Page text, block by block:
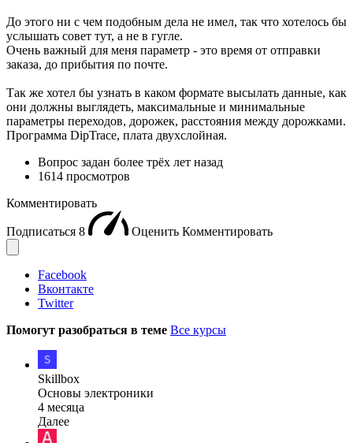
До этого ни с чем подобным дела не имел, так что хотелось бы
услышать совет тут, а не в гугле.
Очень важный для меня параметр - это время от отправки
заказа, до прибытия по почте.
Так же хотел бы узнать в каком формате высылать данные, как
они должны выглядеть, максимальные и минимальные
параметры переходов, дорожек, расстояния между дорожками.
Программа DipTrace, плата двухслойная.
Вопрос задан более трёх лет назад
1614 просмотров
Комментировать
Подписаться 8 Оценить Комментировать
Facebook
Вконтакте
Twitter
Помогут разобраться в теме Все курсы
Skillbox
Основы электроники
4 месяца
Далее